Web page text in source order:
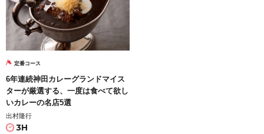
定番コース
6年連続神田カレーグランドマイス
ターが厳選する、一度は食べて欲し
いカレーの名店5選
出村隆行
3H